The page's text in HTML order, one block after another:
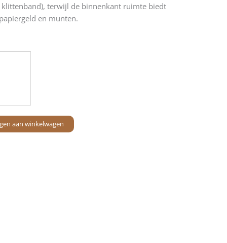
terwijl de binnenkant ruimte biedt
en munten.
aan winkelwagen